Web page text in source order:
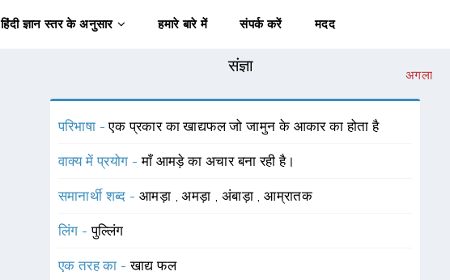
हिंदी ज्ञान स्तर के अनुसार हमारे बारे में संपर्क करें मदद
संज्ञा
अगला
परिभाषा -एक प्रकार का खाद्यफल जो जामुन के आकार का होता है
वाक्य में प्रयोग -माँ आमड़े का अचार बना रही है।
समानार्थी शब्द - आमड़ा ,अमड़ा , अंबाड़ा ,आम्रातक
लिंग -पुल्लिंग
एक तरह का -खाद्य फल